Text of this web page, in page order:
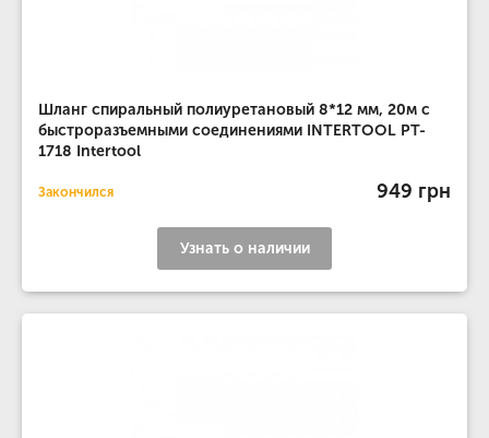
Шланг спиральный полиуретановый 8*12 мм, 20м с
быстроразъемными соединениями INTERTOOL PT-
1718 Intertool
Закончился 949 грн
Узнать о наличии